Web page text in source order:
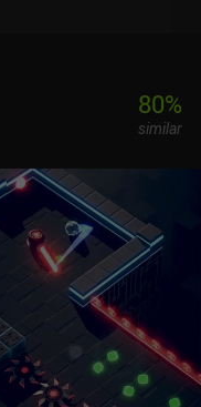
80%
similar